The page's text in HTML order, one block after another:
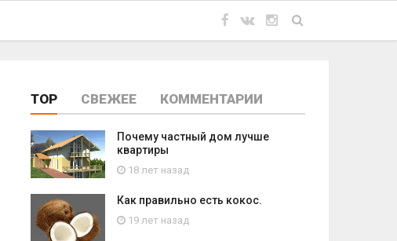
TOP СВЕЖЕЕ КОММЕНТАРИИ
Почему частный дом лучше
квартиры
18 лет назад
Как правильно есть кокос.
19 лет назад